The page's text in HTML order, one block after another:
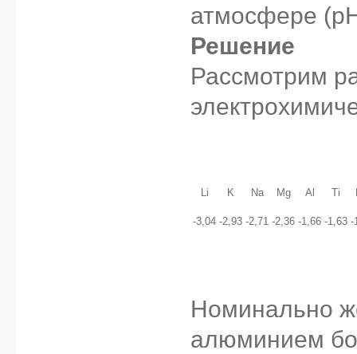
атмосфере
Решение
Рассмотрим
Li
-3,04
K
-2,93
Na
-2,71
Mg
-2,36
Al
-1,66
Ti
-1,63 -
Номинально
алюминием